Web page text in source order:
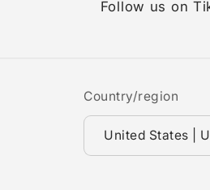
Follow us on
TikTok
Country/region